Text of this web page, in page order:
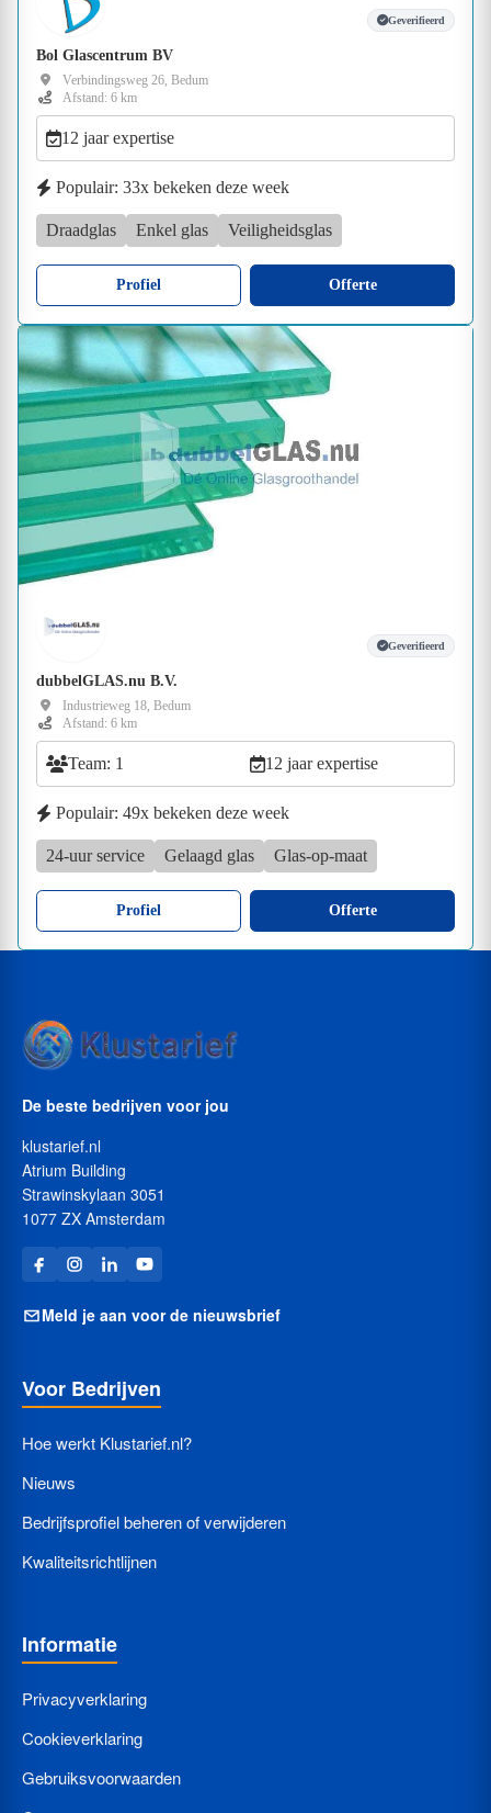
Geverifieerd
Bol Glascentrum BV
Verbindingsweg 26, Bedum
Afstand: 6 km
12 jaar expertise
Populair: 33x bekeken deze week
Draadglas Enkel glas Veiligheidsglas
Profiel Offerte
Geverifieerd
dubbelGLAS.nu B.V.
Industrieweg 18, Bedum
Afstand: 6 km
Team: 1 12 jaar expertise
Populair: 49x bekeken deze week
24-uur service Gelaagd glas Glas-op-maat
Profiel Offerte
De beste bedrijven voor jou
klustarief.nl
Atrium Building
Strawinskylaan 3051
1077 ZX Amsterdam
Meld je aan voor de nieuwsbrief
Voor Bedrijven
Hoe werkt Klustarief.nl?
Nieuws
Bedrijfsprofiel beheren of verwijderen
Kwaliteitsrichtlijnen
Informatie
Privacyverklaring
Cookieverklaring
Gebruiksvoorwaarden